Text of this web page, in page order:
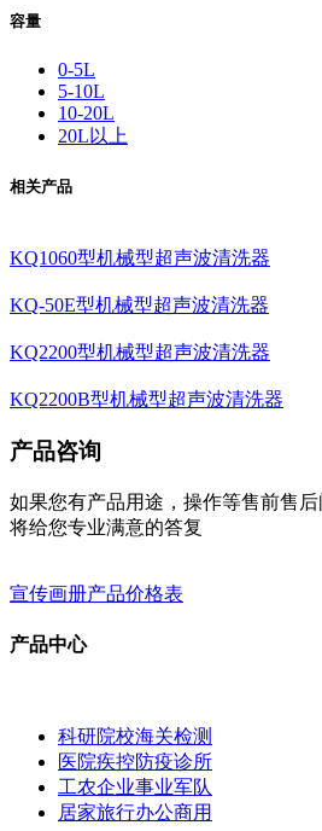
容量
0-5L
5-10L
10-20L
20L以上
相关产品
KQ1060型机械型超声波清洗器
KQ-50E型机械型超声波清洗器
KQ2200型机械型超声波清洗器
KQ2200B型机械型超声波清洗器
产品咨询
如果您有产品用途，操作等售前售
将给您专业满意的答复
宣传画册产品价格表
产品中心
科研院校海关检测
医院疾控防疫诊所
工农企业事业军队
居家旅行办公商用